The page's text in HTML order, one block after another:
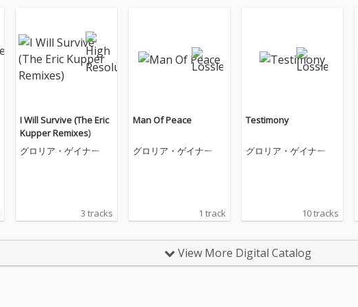
I Will Survive (The Eric
Kupper Remixes)
グロリア・ゲイナー
3 tracks
Man Of Peace
グロリア・ゲイナー
1 track
Testimony
グロリア・ゲイナー
10 tracks
View More Digital Catalog